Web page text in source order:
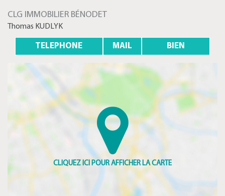
CLG IMMOBILIER BÉNODET
Thomas KUDLYK
TELEPHONE MAIL BIEN